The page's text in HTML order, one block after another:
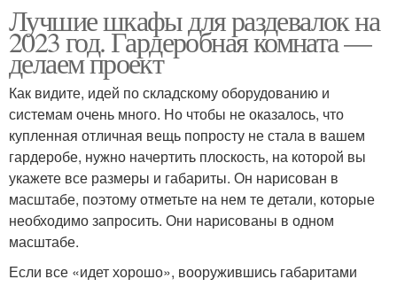
Лучшие шкафы для раздевалок на
2023 год. Гардеробная комната —
делаем проект
Как видите, идей по складскому оборудованию и
системам очень много. Но чтобы не оказалось, что
купленная отличная вещь попросту не стала в вашем
гардеробе, нужно начертить плоскость, на которой вы
укажете все размеры и габариты. Он нарисован в
масштабе, поэтому отметьте на нем те детали, которые
необходимо запросить. Они нарисованы в одном
масштабе.
Если все «идет хорошо», вооружившись габаритами